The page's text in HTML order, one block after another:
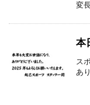
変
本
ス
あ